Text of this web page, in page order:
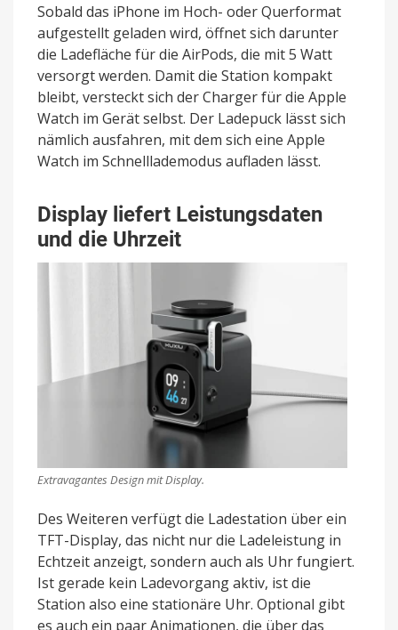
Sobald das iPhone im Hoch- oder Querformat
aufgestellt geladen wird, öffnet sich darunter
die Ladefläche für die AirPods, die mit 5 Watt
versorgt werden. Damit die Station kompakt
bleibt, versteckt sich der Charger für die Apple
Watch im Gerät selbst. Der Ladepuck lässt sich
nämlich ausfahren, mit dem sich eine Apple
Watch im Schnelllademodus aufladen lässt.
Display liefert Leistungsdaten
und die Uhrzeit
Extravagantes Design mit Display.
Des Weiteren verfügt die Ladestation über ein
TFT-Display, das nicht nur die Ladeleistung in
Echtzeit anzeigt, sondern auch als Uhr fungiert.
Ist gerade kein Ladevorgang aktiv, ist die
Station also eine stationäre Uhr. Optional gibt
es auch ein paar Animationen, die über das